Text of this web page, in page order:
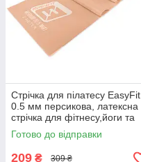
Стрічка для пілатесу EasyFit
0.5 мм персикова, латексна
стрічка для фітнесу,йоги та
силових тренувань 200×15
см Medium (EF-1660-Y)
Готово до відправки
209 ₴ 309 ₴